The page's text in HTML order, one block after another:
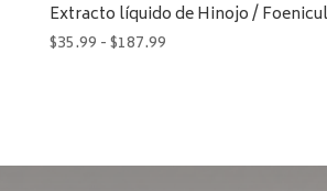
Extracto líquido de Hinojo /
$35.99 -$187.99Rango
hasta